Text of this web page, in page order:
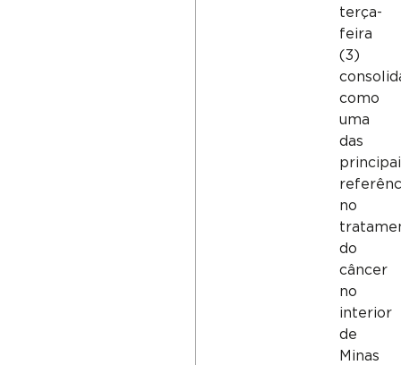
terça-
feira
(3)
como
uma
das
no
do
câncer
no
interior
de
Minas